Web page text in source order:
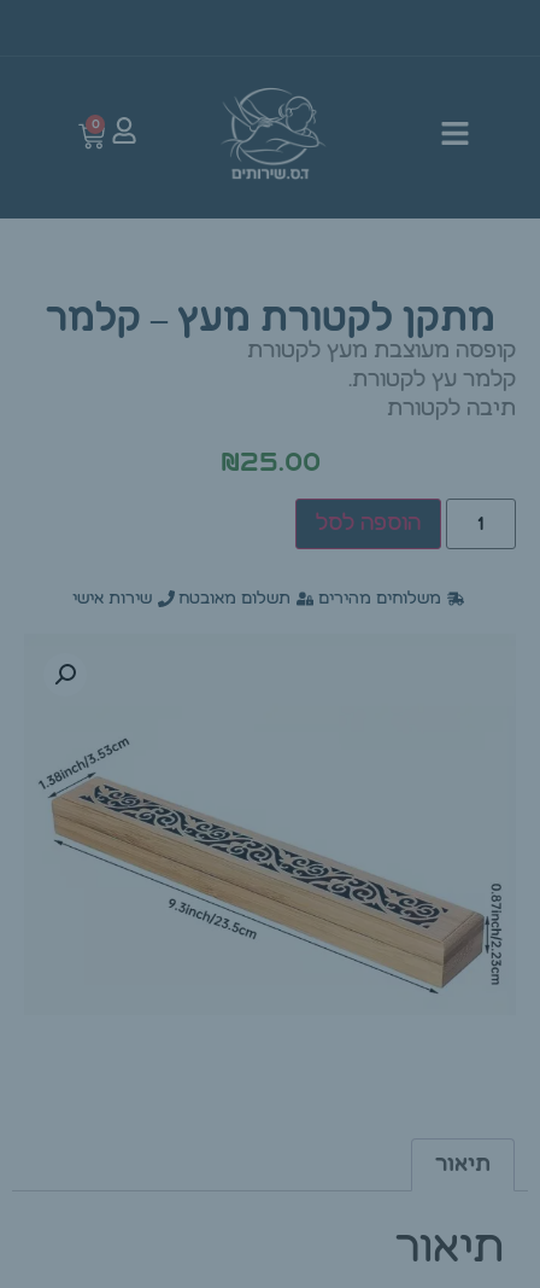
0
מתקן לקטורת מעץ – קלמר
קופסה מעוצבת מעץ לקטורת
קלמר עץ לקטורת.
תיבה לקטורת
₪25.00
הוספה לסל
משלוחים מהירים תשלום מאובטח שירות אישי
תיאור
תיאור